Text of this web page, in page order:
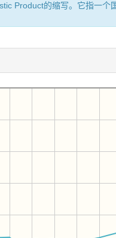
Product的缩写。它指一个